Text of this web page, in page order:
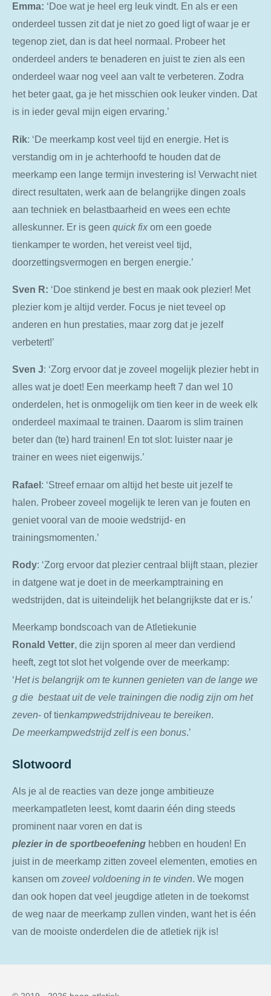
Emma: ‘Doe wat je heel erg leuk vindt. En als er een
onderdeel tussen zit dat je niet zo goed ligt of waar je er
tegenop ziet, dan is dat heel normaal. Probeer het
onderdeel anders te benaderen en juist te zien als een
onderdeel waar nog veel aan valt te verbeteren. Zodra
het beter gaat, ga je het misschien ook leuker vinden. Dat
is in ieder geval mijn eigen ervaring.’
Rik: ‘De meerkamp kost veel tijd en energie. Het is
verstandig om in je achterhoofd te houden dat de
meerkamp een lange termijn investering is! Verwacht niet
direct resultaten, werk aan de belangrijke dingen zoals
aan techniek en belastbaarheid en wees een echte
alleskunner. Er is geen quick fix om een goede
tienkamper te worden, het vereist veel tijd,
doorzettingsvermogen en bergen energie.’
Sven R: ‘Doe stinkend je best en maak ook plezier! Met
plezier kom je altijd verder. Focus je niet teveel op
anderen en hun prestaties, maar zorg dat je jezelf
verbetert!’
Sven J: ‘Zorg ervoor dat je zoveel mogelijk plezier hebt in
alles wat je doet! Een meerkamp heeft 7 dan wel 10
onderdelen, het is onmogelijk om tien keer in de week elk
onderdeel maximaal te trainen. Daarom is slim trainen
beter dan (te) hard trainen! En tot slot: luister naar je
trainer en wees niet eigenwijs.’
Rafael: ‘Streef ernaar om altijd het beste uit jezelf te
halen. Probeer zoveel mogelijk te leren van je fouten en
geniet vooral van de mooie wedstrijd- en
trainingsmomenten.’
Rody: ‘Zorg ervoor dat plezier centraal blijft staan, plezier
in datgene wat je doet in de meerkamptraining en
wedstrijden, dat is uiteindelijk het belangrijkste dat er is.’
Meerkamp bondscoach van de Atletiekunie
Ronald Vetter, die zijn sporen al meer dan verdiend
heeft, zegt tot slot het volgende over de meerkamp:
‘Het is belangrijk om te kunnen genieten van de lange we
g die bestaat uit de vele trainingen die nodig zijn om het
zeven- of tienkampwedstrijdniveau te bereiken.
De meerkampwedstrijd zelf is een bonus.’
Slotwoord
Als je al de reacties van deze jonge ambitieuze
meerkampatleten leest, komt daarin één ding steeds
prominent naar voren en dat is
plezier in de sportbeoefening hebben en houden! En
juist in de meerkamp zitten zoveel elementen, emoties en
kansen om zoveel voldoening in te vinden. We mogen
dan ook hopen dat veel jeugdige atleten in de toekomst
de weg naar de meerkamp zullen vinden, want het is één
van de mooiste onderdelen die de atletiek rijk is!